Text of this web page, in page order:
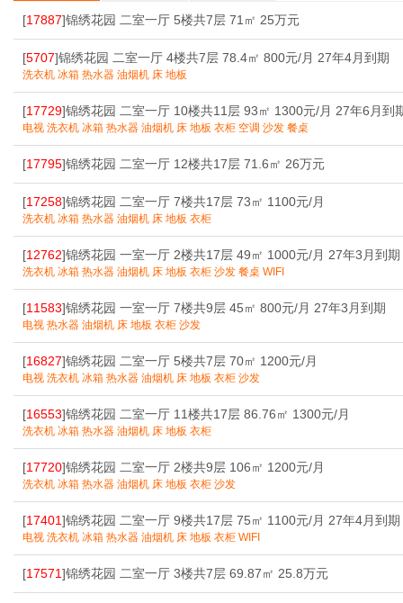
[17887]锦绣花园 二室一厅 5楼共7层 71㎡ 25万元
[5707]锦绣花园 二室一厅 4楼共7层 78.4㎡ 800元/月 27年4月到期
洗衣机 冰箱 热水器 油烟机 床 地板
[17729]锦绣花园 二室一厅 10楼共11层 93㎡ 1300元/月 27年6月到
电视 洗衣机 冰箱 热水器 油烟机 床 地板 衣柜 空调 沙发 餐桌
[17795]锦绣花园 二室一厅 12楼共17层 71.6㎡ 26万元
[17258]锦绣花园 二室一厅 7楼共17层 73㎡ 1100元/月
洗衣机 冰箱 热水器 油烟机 床 地板 衣柜
[12762]锦绣花园 一室一厅 2楼共17层 49㎡ 1000元/月 27年3月到期
洗衣机 冰箱 热水器 油烟机 床 地板 衣柜 沙发 餐桌 WIFI
[11583]锦绣花园 一室一厅 7楼共9层 45㎡ 800元/月 27年3月到期
电视 热水器 油烟机 床 地板 衣柜 沙发
[16827]锦绣花园 二室一厅 5楼共7层 70㎡ 1200元/月
电视 洗衣机 冰箱 热水器 油烟机 床 地板 衣柜 沙发
[16553]锦绣花园 二室一厅 11楼共17层 86.76㎡ 1300元/月
洗衣机 冰箱 热水器 油烟机 床 地板 衣柜
[17720]锦绣花园 二室一厅 2楼共9层 106㎡ 1200元/月
洗衣机 冰箱 热水器 油烟机 床 地板 衣柜 沙发
[17401]锦绣花园 二室一厅 9楼共17层 75㎡ 1100元/月 27年4月到期
电视 洗衣机 冰箱 热水器 油烟机 床 地板 衣柜 WIFI
[17571]锦绣花园 二室一厅 3楼共7层 69.87㎡ 25.8万元